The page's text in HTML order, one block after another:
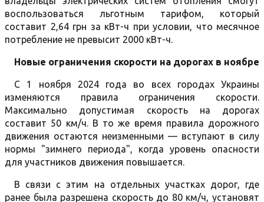
воспользоваться льготным тарифом, который
составит 2,64 грн за кВт-ч при условии, что месячное
потребление не превысит 2000 кВт-ч.
Новые ограничения скорости на дорогах в ноябре
С 1 ноября 2024 года во всех городах Украины
изменяются правила ограничения скорости.
Максимально допустимая скорость на дорогах
составит 50 км/ч. В то же время правила дорожного
движения остаются неизменными — вступают в силу
нормы "зимнего периода", когда уровень опасности
для участников движения повышается.
В связи с этим на отдельных участках дорог, где
ранее была разрешена скорость до 80 км/ч, установят